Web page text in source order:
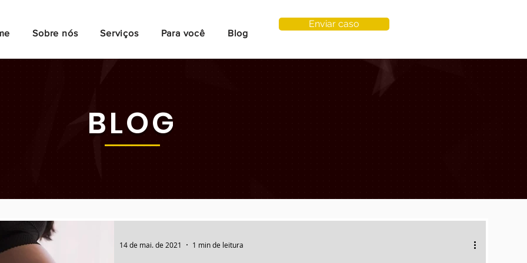
Sobre nós Serviços Para você Blog
Enviar caso
BLOG
14 de mai. de 2021 1 min de leitura